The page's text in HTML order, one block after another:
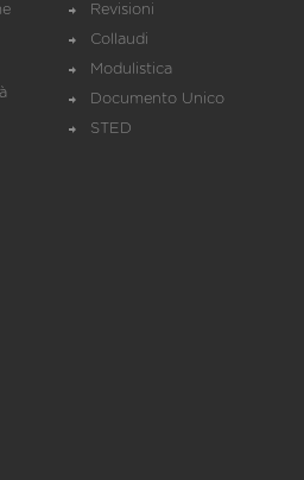
Revisioni
Collaudi
Modulistica
Documento Unico
STED